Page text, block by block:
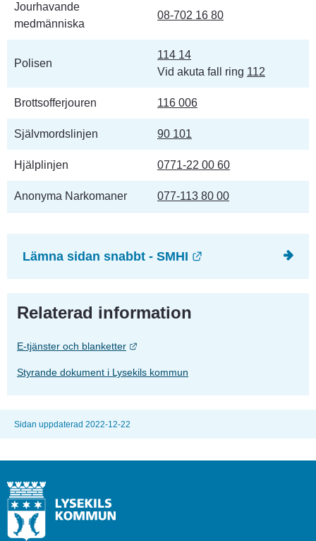
Jourhavande
medmänniska
08-702 16 80
Polisen
114 14
Vid akuta fall ring 112
Brottsofferjouren 116 006
Självmordslinjen 90 101
Hjälplinjen 0771-22 00 60
Anonyma Narkomaner 077-113 80 00
Lämna sidan snabbt - SMHI Länk till annan
Relaterad information
E-tjänster och blanketter Länk till annan webbplats.
Styrande dokument i Lysekils kommun
Sidan uppdaterad 2022-12-22